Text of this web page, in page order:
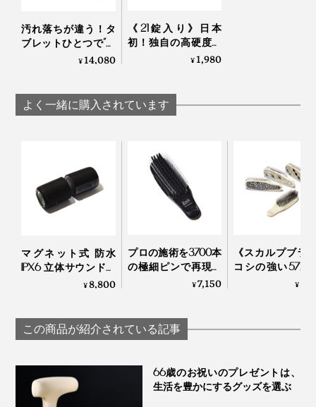
このダルさ、温泉地に泊まった翌朝に、よく感じる好転
反応と似ていると思いました。
こんな体の変化は、いままでの炭酸入浴剤で、感じたこ
とはありません。
“重炭酸湯”の力を感じて以来、『薬用Hot Bubble Pro』
のお風呂に入るのが、すっかり楽しみになりました。
汚れ落ちが違う！タ
ブレットひとつで“重
炭酸湯”が浴びれる｜
ッド
¥14,080
《21錠入り》日本
初！独自の高硬度マ
イクロカプセル技術
剤｜薬用Hot Bubble
PRO
¥1,980
よく一緒に購入されています
マグネット式 防水
IPX6 立体サウンドの
Bluetooth デュアル ス
¥8,800
プロの施術を3700本
の極細ピンで再現す
る「トリートメント
¥7,150
《スカルプブラ
コシの強い572
ピンが、皮脂汚
¥
この商品が紹介されている記事
66歳のお祝いのプレゼントは、
生活を豊かにするグッズを選ぶ